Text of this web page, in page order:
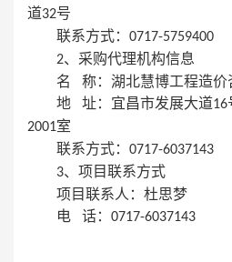
道32号
联系方式： 0717-5759400
2、采购代理机构信息
名
称：湖北慧博工程造价
地 址：宜昌市发展大道16
2001室
联系方式： 0717-6037143
3、项目联系方式
项目联系人：杜思梦
电 话： 0717-6037143